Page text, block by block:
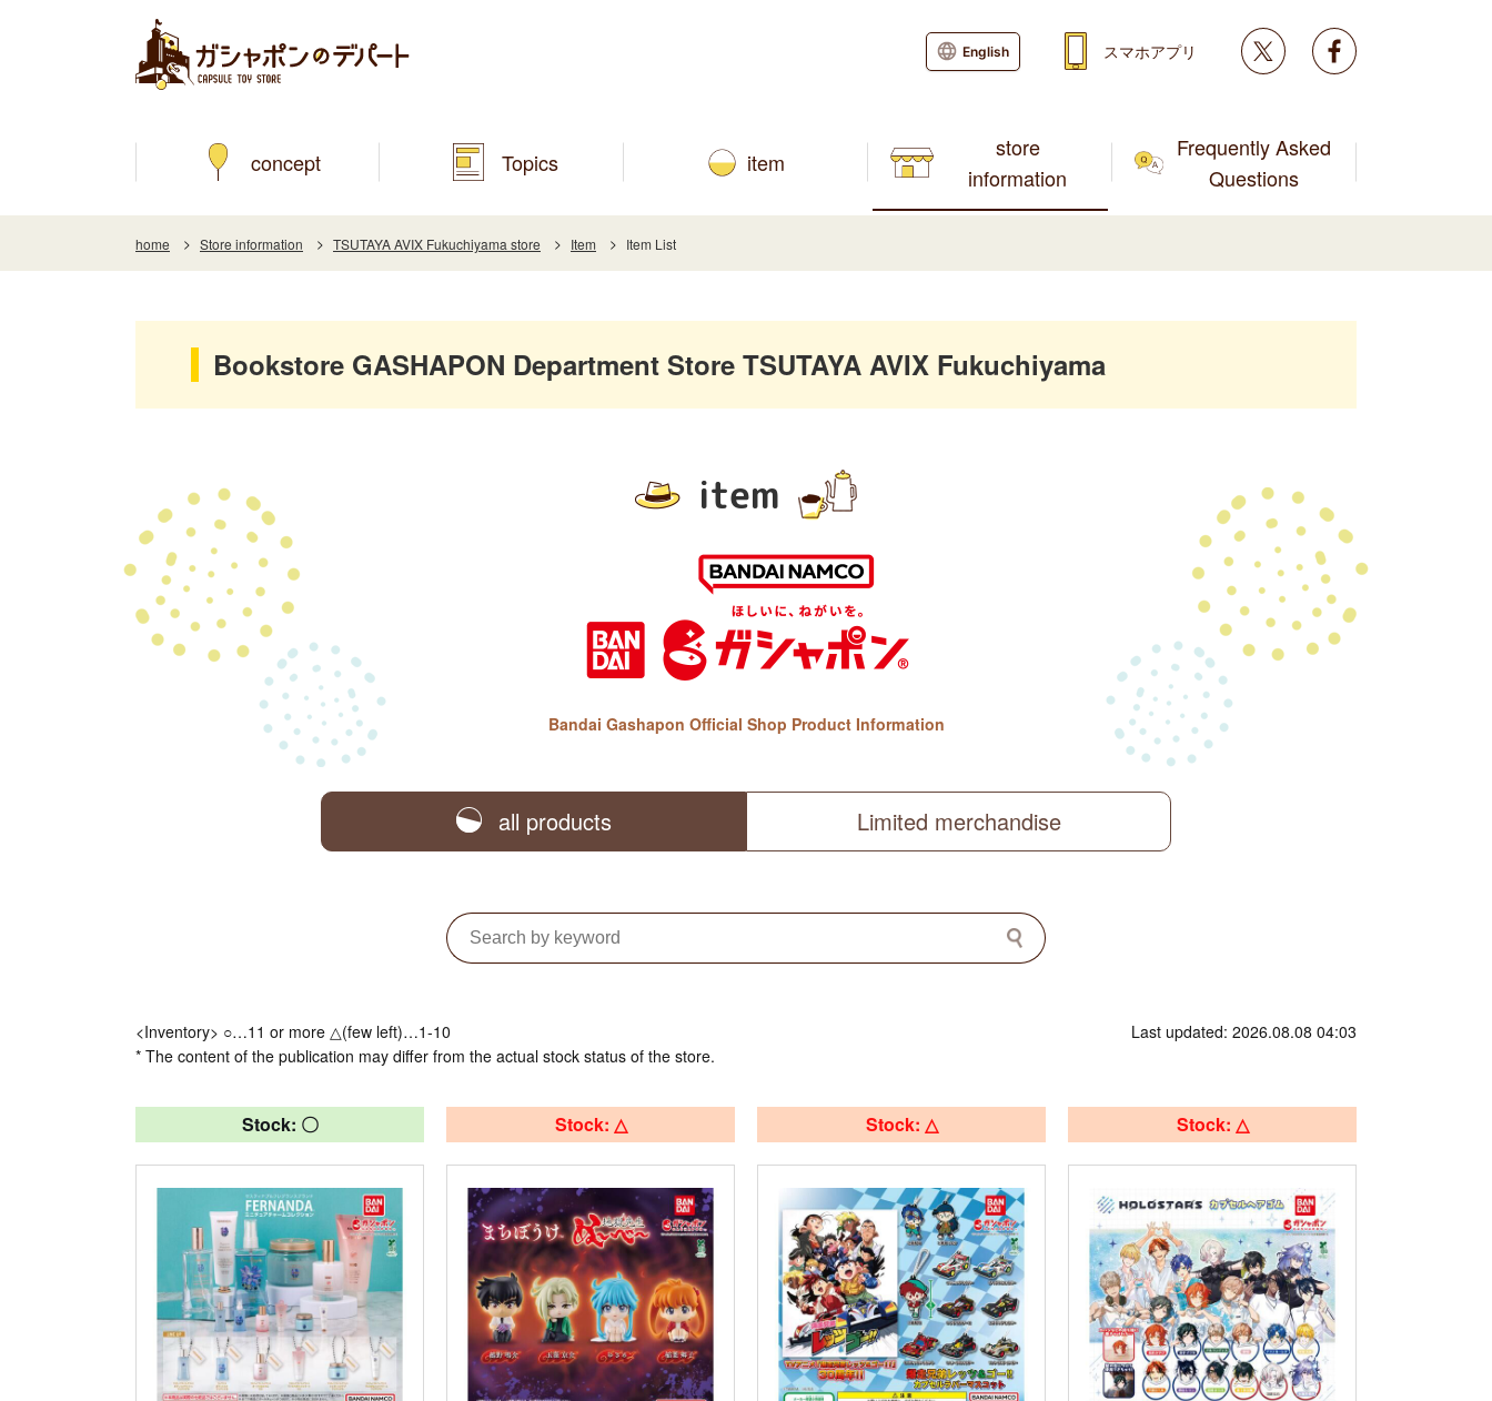
concept Topics item
store
information
Frequently Asked
Questions
English スマホアプリ Twitter
home Store information TSUTAYA AVIX Fukuchiyama store Item Item List
Bookstore GASHAPON Department Store TSUTAYA AVIX Fukuchiyama
item
Bandai Gashapon Official Shop Product Information
all products Limited merchandise
<Inventory> ○…11 or more △(few left)…1-10
* The content of the publication may differ from the actual stock status of the store.
Last updated: 2026.08.08 04:03
Stock: 〇 Stock: △ Stock: △ Stock: △